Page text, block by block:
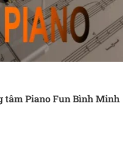
tâm Piano Fun Bình Minh